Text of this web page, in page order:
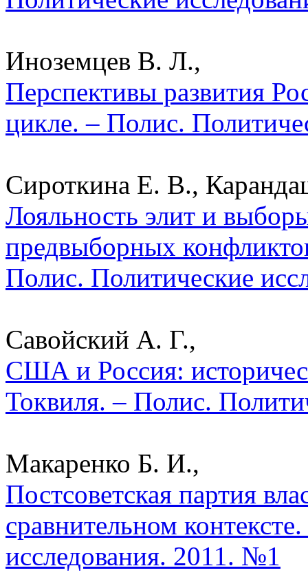
Иноземцев В. Л.,
Перспективы развития
цикле. – Полис.
Сироткина Е. В.,
Лояльность элит и
предвыборных
Полис. Политические
Савойский А. Г.,
США и Россия:
Токвиля. – Полис.
Макаренко Б. И.,
Постсоветская партия
сравнительном
исследования. 2011. №1